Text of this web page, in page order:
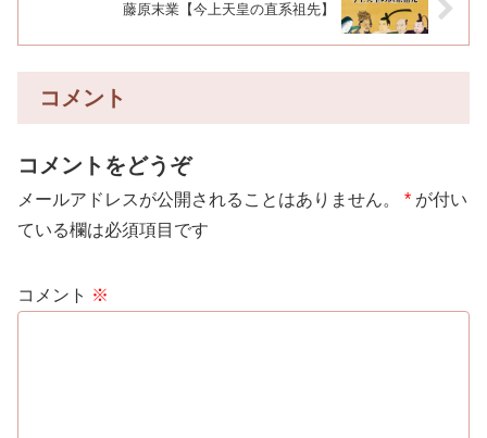
藤原末業【今上天皇の直系祖先】
コメント
コメントをどうぞ
メールアドレスが公開されることはありません。 * が付い
ている欄は必須項目です
コメント ※